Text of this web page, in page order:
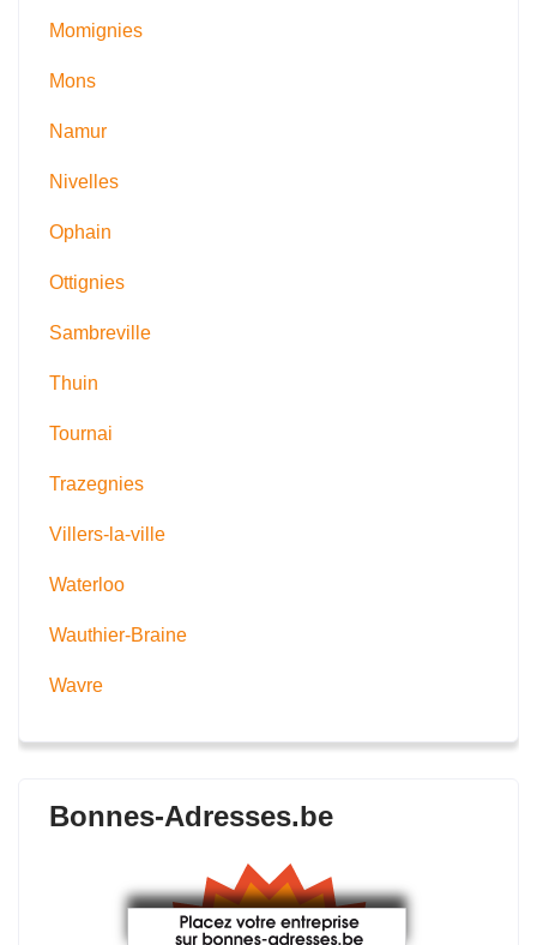
Momignies
Mons
Namur
Nivelles
Ophain
Ottignies
Sambreville
Thuin
Tournai
Trazegnies
Villers-la-ville
Waterloo
Wauthier-Braine
Wavre
Bonnes-Adresses.be